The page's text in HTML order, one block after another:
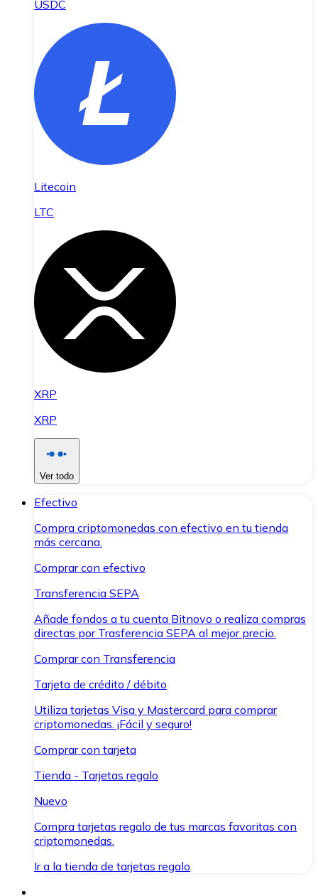
USDC
Litecoin
LTC
XRP
XRP
Ver todo
Efectivo
Compra criptomonedas con efectivo en tu tienda
más cercana.
Comprar con efectivo
Transferencia SEPA
Añade fondos a tu cuenta Bitnovo o realiza compras
directas por Trasferencia SEPA al mejor precio.
Comprar con Transferencia
Tarjeta de crédito / débito
Utiliza tarjetas Visa y Mastercard para comprar
criptomonedas. ¡Fácil y seguro!
Comprar con tarjeta
Tienda - Tarjetas regalo
Nuevo
Compra tarjetas regalo de tus marcas favoritas con
criptomonedas.
Ir a la tienda de tarjetas regalo